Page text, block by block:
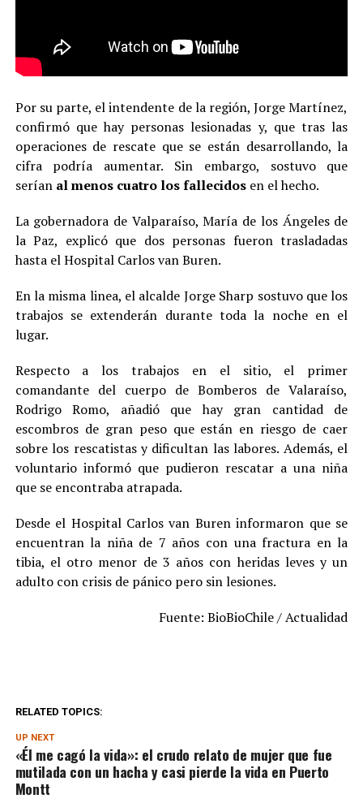
Por su parte, el intendente de la región, Jorge Martínez,
confirmó que hay personas lesionadas y, que tras las
operaciones de rescate que se están desarrollando, la
cifra podría aumentar. Sin embargo, sostuvo que
serían al menos cuatro los fallecidosen el hecho.
La gobernadora de Valparaíso, María de los Ángeles de
la Paz, explicó que dos personas fueron trasladadas
hasta el Hospital Carlos van Buren.
En la misma linea, el alcalde Jorge Sharp sostuvo que los
trabajos se extenderán durante toda la noche en el
lugar.
Respecto a los trabajos en el sitio, el primer
comandante del cuerpo de Bomberos de Valaraíso,
Rodrigo Romo, añadió que hay gran cantidad de
escombros de gran peso que están en riesgo de caer
sobre los rescatistas y dificultan las labores. Además, el
voluntario informó que pudieron rescatar a una niña
que se encontraba atrapada.
Desde el Hospital Carlos van Buren informaron que se
encuentran la niña de 7 años con una fractura en la
tibia, el otro menor de 3 años con heridas leves y un
adulto con crisis de pánico pero sin lesiones.
Fuente: BioBioChile / Actualidad
RELATED TOPICS:
UP NEXT
«Él me cagó la vida»: el crudo relato de mujer que fue
mutilada con un hacha y casi pierde la vida en Puerto
Montt